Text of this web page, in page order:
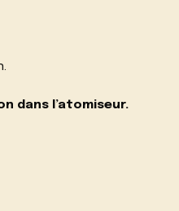
dans l’atomiseur.